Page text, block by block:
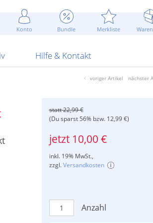
Konto Bundle Merkliste
Attrappen Blitzschnell...
Sommerpreise u.v.m.
ARS Pirotecnia
Hilfe & Kontakt
Kontaktformular
AGB
voriger Artikel nächster
statt 22,99 €
(Du sparst 56% bzw. 12,99 €)
jetzt 10,00 €
inkl. 19% MwSt.,
zzgl.Versandkosten
Anzahl